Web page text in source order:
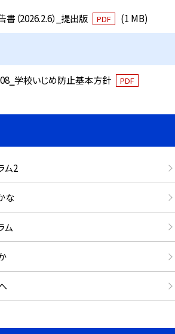
（2026.2.6）_提出版
PDF (1 MB)
学校いじめ防止基本方針 PDF
ム2
な
ム